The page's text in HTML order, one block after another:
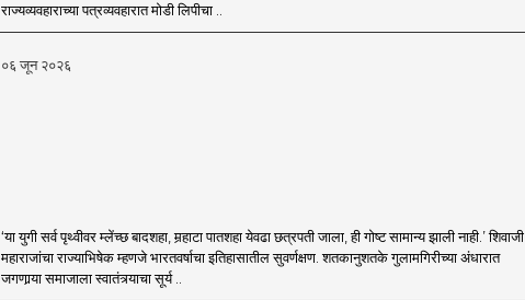
राज्यव्यवहाराच्या पत्रव्यवहारात मोडी लिपीचा ..
०६ जून २०२६
‘या युगी सर्व पृथ्वीवर म्लेंच्छ बादशहा, मर्‍हाटा पातशहा येवढा छत्रपती जाला, ही गोष्ट सामान्य झाली नाही.’ शिवाजी
महाराजांचा राज्याभिषेक म्हणजे भारतवर्षाचा इतिहासातील सुवर्णक्षण. शतकानुशतके गुलामगिरीच्या अंधारात
जगणार्‍या समाजाला स्वातंत्र्याचा सूर्य ..